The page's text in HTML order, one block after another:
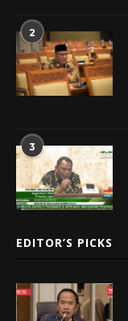
2
3
EDITOR’S PICKS